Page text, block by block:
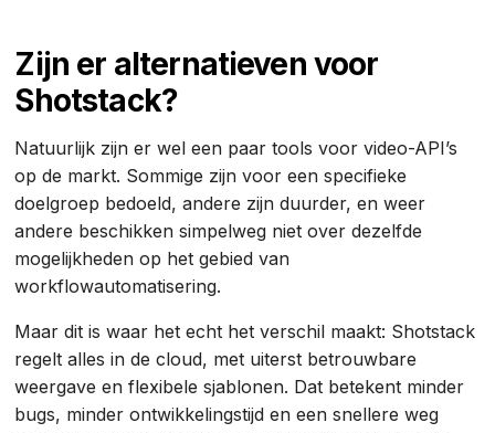
Zijn er alternatieven voor
Shotstack?
Natuurlijk zijn er wel een paar tools voor video-API’s
op de markt. Sommige zijn voor een specifieke
doelgroep bedoeld, andere zijn duurder, en weer
andere beschikken simpelweg niet over dezelfde
mogelijkheden op het gebied van
workflowautomatisering.
Maar dit is waar het echt het verschil maakt: Shotstack
regelt alles in de cloud, met uiterst betrouwbare
weergave en flexibele sjablonen. Dat betekent minder
bugs, minder ontwikkelingstijd en een snellere weg